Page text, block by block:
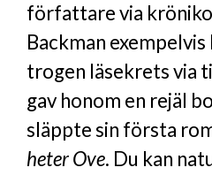
författare via
Backman
trogen läsekrets via
gav honom en rejäl
släppte sin första
heter Ove. Du kan